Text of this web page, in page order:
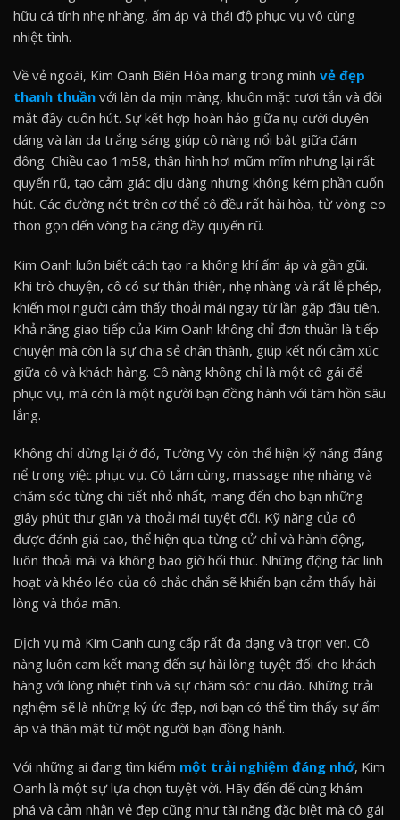
hữu cá tính nhẹ nhàng, ấm áp và thái độ phục vụ vô cùng
nhiệt tình.
Về vẻ ngoài, Kim Oanh Biên Hòa mang trong mình vẻ đẹp
thanh thuần với làn da mịn màng, khuôn mặt tươi tắn và đôi
mắt đầy cuốn hút. Sự kết hợp hoàn hảo giữa nụ cười duyên
dáng và làn da trắng sáng giúp cô nàng nổi bật giữa đám
đông. Chiều cao 1m58, thân hình hơi mũm mĩm nhưng lại rất
quyến rũ, tạo cảm giác dịu dàng nhưng không kém phần cuốn
hút. Các đường nét trên cơ thể cô đều rất hài hòa, từ vòng eo
thon gọn đến vòng ba căng đầy quyến rũ.
Kim Oanh luôn biết cách tạo ra không khí ấm áp và gần gũi.
Khi trò chuyện, cô có sự thân thiện, nhẹ nhàng và rất lễ phép,
khiến mọi người cảm thấy thoải mái ngay từ lần gặp đầu tiên.
Khả năng giao tiếp của Kim Oanh không chỉ đơn thuần là tiếp
chuyện mà còn là sự chia sẻ chân thành, giúp kết nối cảm xúc
giữa cô và khách hàng. Cô nàng không chỉ là một cô gái để
phục vụ, mà còn là một người bạn đồng hành với tâm hồn sâu
lắng.
Không chỉ dừng lại ở đó, Tường Vy còn thể hiện kỹ năng đáng
nể trong việc phục vụ. Cô tắm cùng, massage nhẹ nhàng và
chăm sóc từng chi tiết nhỏ nhất, mang đến cho bạn những
giây phút thư giãn và thoải mái tuyệt đối. Kỹ năng của cô
được đánh giá cao, thể hiện qua từng cử chỉ và hành động,
luôn thoải mái và không bao giờ hối thúc. Những động tác linh
hoạt và khéo léo của cô chắc chắn sẽ khiến bạn cảm thấy hài
lòng và thỏa mãn.
Dịch vụ mà Kim Oanh cung cấp rất đa dạng và trọn vẹn. Cô
nàng luôn cam kết mang đến sự hài lòng tuyệt đối cho khách
hàng với lòng nhiệt tình và sự chăm sóc chu đáo. Những trải
nghiệm sẽ là những ký ức đẹp, nơi bạn có thể tìm thấy sự ấm
áp và thân mật từ một người bạn đồng hành.
Với những ai đang tìm kiếm một trải nghiệm đáng nhớ, Kim
Oanh là một sự lựa chọn tuyệt vời. Hãy đến để cùng khám
phá và cảm nhận vẻ đẹp cũng như tài năng đặc biệt mà cô gái